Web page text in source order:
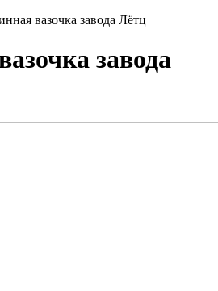
вазочка завода Лётц
завода